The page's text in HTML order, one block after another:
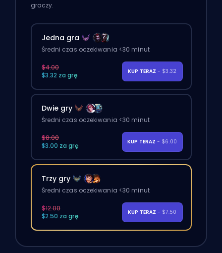
graczy.
Jedna gra
Średni czas oczekiwania <30 minut
$4.00
$3.32 za grę
KUP TERAZ - $3.32
Dwie gry
Średni czas oczekiwania <30 minut
$8.00
$3.00 za grę
KUP TERAZ - $6.00
Trzy gry
Średni czas oczekiwania <30 minut
$12.00
$2.50 za grę
KUP TERAZ - $7.50